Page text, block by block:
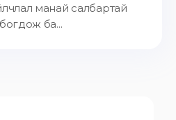
манай салбартай
ба...